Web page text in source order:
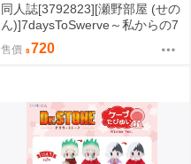
同人誌[3792823][瀬野部屋 (せの
ん)]7daysToSwerve～私からの7
日間の贈り物～#2 (性轉)
售價 720